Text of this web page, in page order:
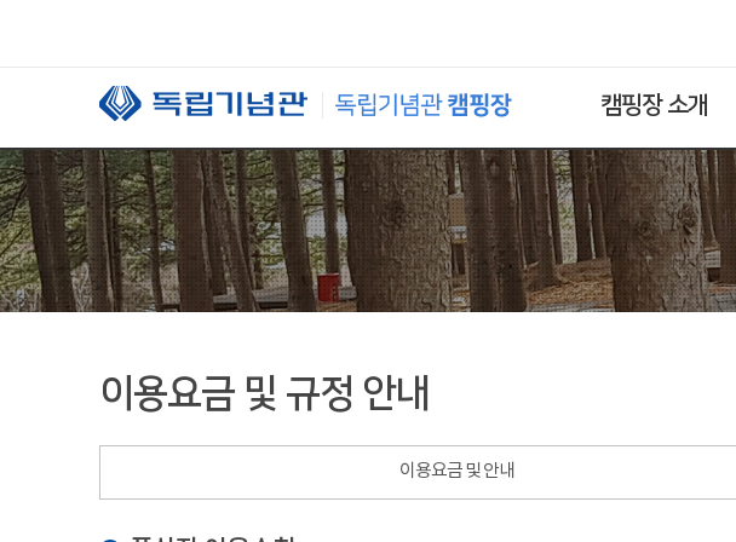
캠핑장 소개
이용요금 및 규정 안내
이용요금 및 안내